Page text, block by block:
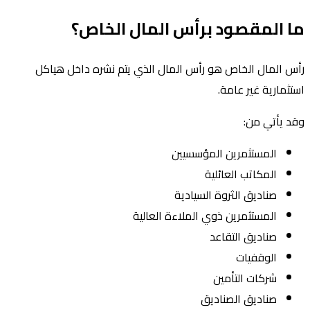
ما المقصود برأس المال الخاص؟
رأس المال الخاص هو رأس المال الذي يتم نشره داخل هياكل
استثمارية غير عامة.
وقد يأتي من:
المستثمرين المؤسسيين
المكاتب العائلية
صناديق الثروة السيادية
المستثمرين ذوي الملاءة العالية
صناديق التقاعد
الوقفيات
شركات التأمين
صناديق الصناديق